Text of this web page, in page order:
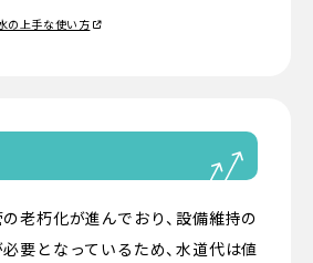
の上手な使い方
老朽化が進んでおり、設備維持の
要となっているため、水道代は値